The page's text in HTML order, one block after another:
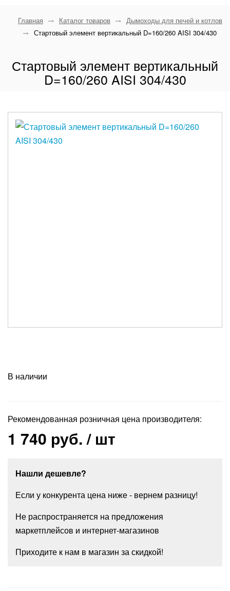
Главная Каталог товаров
Дымоходы для печей и котлов
Стартовый элемент вертикальный D=160/260 AISI 304/430
Стартовый элемент вертикальный
D=160/260 AISI 304/430
В наличии
Рекомендованная розничная цена производителя:
1 740 руб./ шт
Нашли дешевле?
Если у конкурента цена ниже - вернем разницу!
Не распространяется на предложения
маркетплейсов и интернет-магазинов
Приходите к нам в магазин за скидкой!